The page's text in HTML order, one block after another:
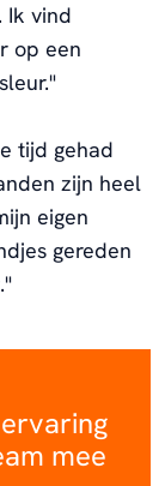
Ik vind
op een
tijd gehad
zijn heel
eigen
gereden
mee